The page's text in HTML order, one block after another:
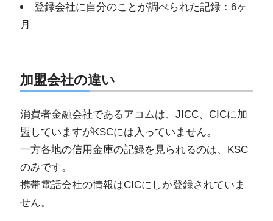
登録会社に自分のことが調べられた記録：6ヶ
月
加盟会社の違い
消費者金融会社であるアコムは、JICC、CICに加
盟していますがKSCには入っていません。
一方各地の信用金庫の記録を見られるのは、KSC
のみです。
携帯電話会社の情報はCICにしか登録されていま
せん。